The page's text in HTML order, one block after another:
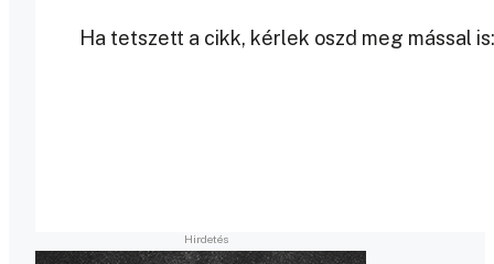
Ha tetszett a cikk, kérlek oszd meg mással is: